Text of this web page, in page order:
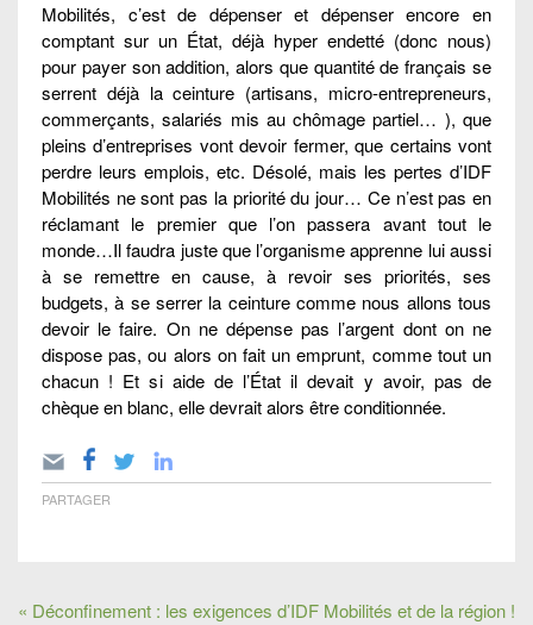
Mobilités, c’est de dépenser et dépenser encore en
comptant sur un État, déjà hyper endetté (donc nous)
pour payer son addition, alors que quantité de français se
serrent déjà la ceinture (artisans, micro-entrepreneurs,
commerçants, salariés mis au chômage partiel… ), que
pleins d’entreprises vont devoir fermer, que certains vont
perdre leurs emplois, etc. Désolé, mais les pertes d’IDF
Mobilités ne sont pas la priorité du jour… Ce n’est pas en
réclamant le premier que l’on passera avant tout le
monde…Il faudra juste que l’organisme apprenne lui aussi
à se remettre en cause, à revoir ses priorités, ses
budgets, à se serrer la ceinture comme nous allons tous
devoir le faire. On ne dépense pas l’argent dont on ne
dispose pas, ou alors on fait un emprunt, comme tout un
chacun ! Et si aide de l’État il devait y avoir, pas de
chèque en blanc, elle devrait alors être conditionnée.
PARTAGER
« Déconfinement : les exigences d’IDF Mobilités et de la région !